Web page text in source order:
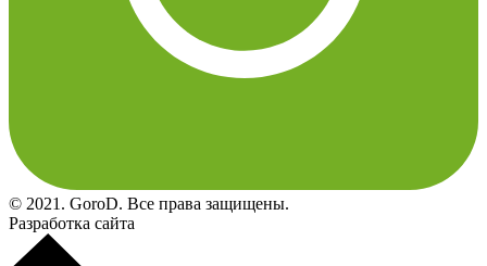
© 2021. GoroD. Все права защищены.
Разработка сайта